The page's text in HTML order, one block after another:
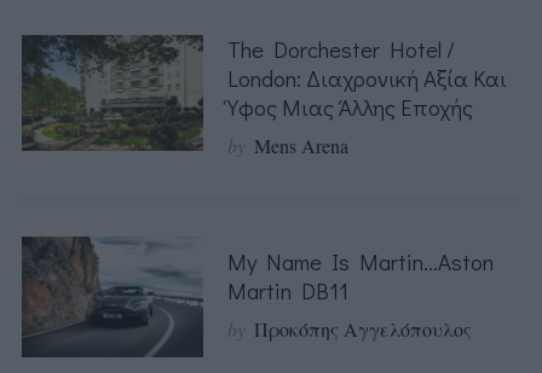
The Dorchester Hotel /
London: Διαχρονική Αξία Και
Ύφος Μιας Άλλης Εποχής
by Mens Arena
My Name Is Martin…Aston
Martin DB11
by Προκόπης Αγγελόπουλος